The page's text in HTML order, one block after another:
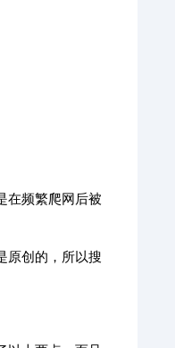
在频繁爬网后被
原创的，所以搜